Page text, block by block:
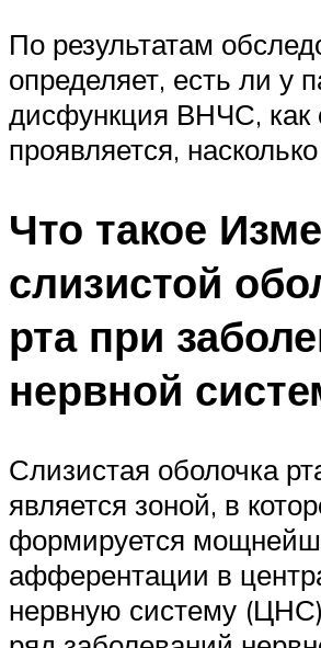
По результатам
определяет, есть ли у
дисфункция ВНЧС, как
проявляется,
Что такое
слизистой
рта при
нервной
Слизистая оболочка
является зоной, в
формируется
афферентации в
нервную систему